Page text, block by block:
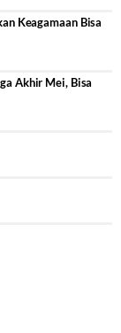
Keagamaan Bisa
Akhir Mei, Bisa